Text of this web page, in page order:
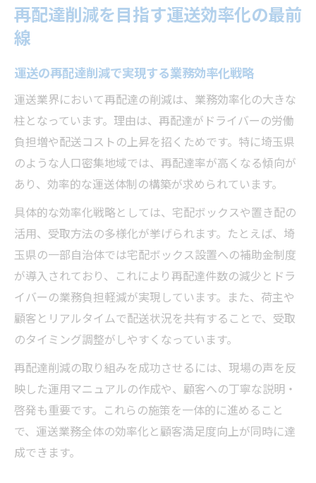
再配達削減を目指す運送効率化の最前
線
運送の再配達削減で実現する業務効率化戦略
運送業界において再配達の削減は、業務効率化の大きな
柱となっています。理由は、再配達がドライバーの労働
負担増や配送コストの上昇を招くためです。特に埼玉県
のような人口密集地域では、再配達率が高くなる傾向が
あり、効率的な運送体制の構築が求められています。
具体的な効率化戦略としては、宅配ボックスや置き配の
活用、受取方法の多様化が挙げられます。たとえば、埼
玉県の一部自治体では宅配ボックス設置への補助金制度
が導入されており、これにより再配達件数の減少とドラ
イバーの業務負担軽減が実現しています。また、荷主や
顧客とリアルタイムで配送状況を共有することで、受取
のタイミング調整がしやすくなっています。
再配達削減の取り組みを成功させるには、現場の声を反
映した運用マニュアルの作成や、顧客への丁寧な説明・
啓発も重要です。これらの施策を一体的に進めること
で、運送業務全体の効率化と顧客満足度向上が同時に達
成できます。